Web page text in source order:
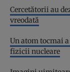
Cercetătorii au
vreodată
Un atom tocmai
fizicii nucleare